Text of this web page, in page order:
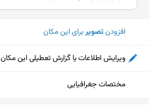
چهارشنبه
پنجشنبه
جمعه
افزودنتصویربرای این مکان
ویرایش اطلاعات یا گزارش تعطیلی این مکان
مختصات جغرافیایی